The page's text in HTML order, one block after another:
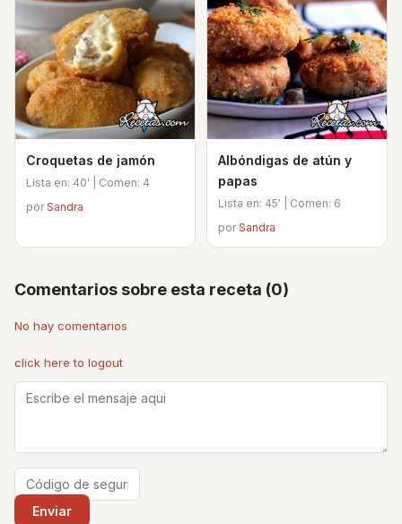
Croquetas de jamón
Lista en: 40' | Comen: 4
porSandra
Albóndigas de atún y
papas
Lista en: 45' | Comen: 6
porSandra
Comentarios sobre esta receta (0)
No hay comentarios
click here to logout